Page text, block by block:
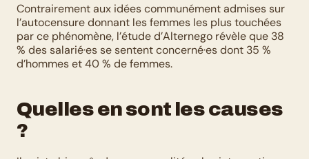
Contrairement aux idées communément admises sur
l’autocensure donnant les femmes les plus touchées
par ce phénomène, l’étude d’Alternego révèle que 38
% des salarié·es se sentent concerné·es dont 35 %
d’hommes et 40 % de femmes.
Quelles en sont les causes
?